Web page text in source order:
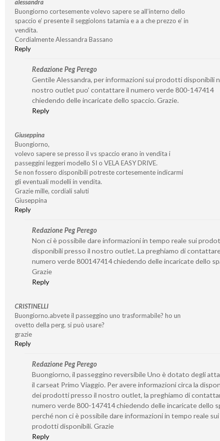
alessandra
Buongiorno cortesemente volevo sapere se all’interno dello
spaccio e’ presente il seggiolons tatamia e a a che prezzo e’ in
vendita.
Cordialmente Alessandra Bassano
Reply
Redazione Peg Perego
Gentile Alessandra, per informazioni sui prodotti disponibili
nostro outlet puo’ contattare il numero verde 800-147414
chiedendo delle incaricate dello spaccio. Grazie.
Reply
Giuseppina
Buongiorno,
volevo sapere se presso il vs spaccio erano in vendita i
passeggini leggeri modello SI o VELA EASY DRIVE.
Se non fossero disponibili potreste cortesemente indicarmi
gli eventuali modelli in vendita.
Grazie mille, cordiali saluti
Giuseppina
Reply
Redazione Peg Perego
Non ci è possibile dare informazioni in tempo reale sui
disponibili presso il nostro outlet. La preghiamo di
numero verde 800147414 chiedendo delle incaricate dello
Grazie
Reply
CRISTINELLI
Buongiorno.abvete il passeggino uno trasformabile? ho un
ovetto della perg. si può usare?
grazie
Reply
Redazione Peg Perego
Buongiorno, il passeggino reversibile Uno è dotato degli
il carseat Primo Viaggio. Per avere informazioni circa la
dei prodotti presso il nostro outlet, la preghiamo di
numero verde 800-147414 chiedendo delle incaricate dello
perché non ci è possibile dare informazioni in tempo reale sui
prodotti disponibili. Grazie
Reply